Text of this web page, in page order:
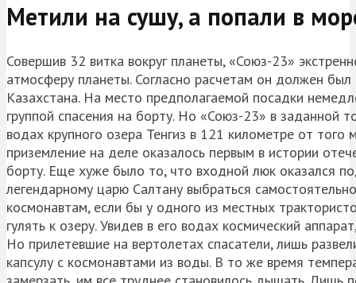
Метили на сушу, а попали в
Совершив 32 витка вокруг планеты, «Союз-23»
атмосферу планеты. Согласно расчетам он должен
Казахстана. На место предполагаемой посадки
группой спасения на борту. Но «Союз-23» в заданной
водах крупного озера Тенгиз в 121 километре от
приземление на деле оказалось первым в истории
борту. Еще хуже было то, что входной люк оказался
легендарному царю Салтану выбраться
космонавтам, если бы у одного из местных
гулять к озеру. Увидев в его водах космический
Но прилетевшие на вертолетах спасатели, лишь
капсулу с космонавтами из воды. В то же время